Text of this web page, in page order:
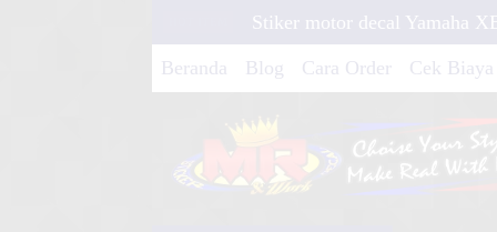
Stiker motor decal Yamaha
White
Grafis S
Beranda Blog Cara Order Cek